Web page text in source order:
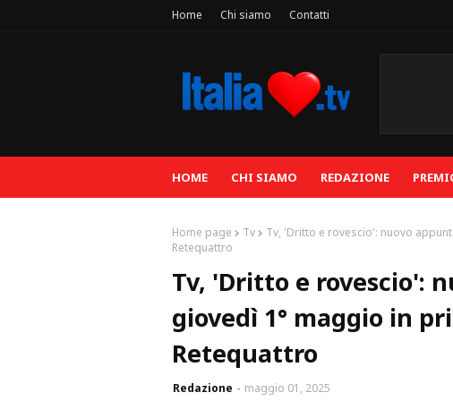
Home Chi siamo Contatti
HOME CHI SIAMO REDAZIONE
Home page Tv
Tv, 'Dritto e rovescio': nuovo
Retequattro
Tv, 'Dritto e rovescio':
giovedì 1° maggio in
Retequattro
Redazione maggio 01, 2025